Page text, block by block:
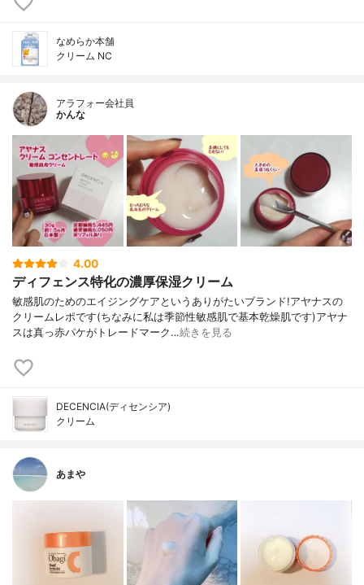
なめらか本舗
クリーム NC
アラフォー会社員
かんな
4.00
ディフェンス特化の濃厚保湿クリーム
敏感肌のためのエイジングケアというありがたいブランド!アヤナスの
クリームレポです(ちなみに私は季節性敏感肌で基本乾燥肌です)アヤナ
スは真っ赤パケがトレードマーク…続きを見る
DECENCIA(ディセンシア)
クリーム
あまや